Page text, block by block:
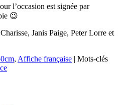
l’occasion est signée par
😉
Janis Paige, Peter Lorre et
, Affiche française | Mots-clés